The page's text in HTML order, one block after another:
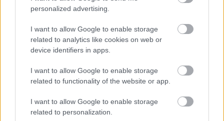
personalized advertising.
I want to allow Google to enable storage
related to analytics like cookies on web or
device identifiers in apps.
I want to allow Google to enable storage
related to functionality of the website or app.
I want to allow Google to enable storage
related to personalization.
rendszerkockázatot
jelentenek a
technológiai óriások?